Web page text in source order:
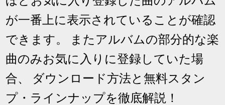
が一番上に表示されていることが確認
できます。 またアルバムの部分的な楽
曲のみお気に入りに登録していた場
合、 ダウンロード方法と無料スタン
プ・ラインナップを徹底解説！